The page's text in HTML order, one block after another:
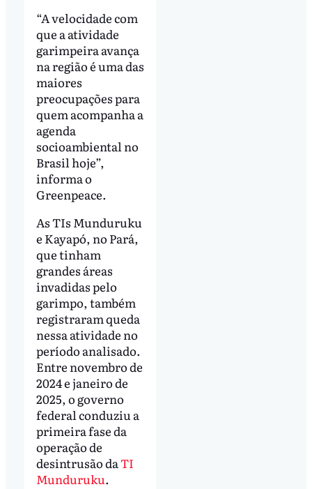
“A velocidade com
que a atividade
garimpeira avança
na região é uma das
maiores
preocupações para
quem acompanha a
agenda
socioambiental no
Brasil hoje”,
informa o
Greenpeace.
As TIs Munduruku
e Kayapó, no Pará,
que tinham
grandes áreas
invadidas pelo
garimpo, também
registraram queda
nessa atividade no
período analisado.
Entre novembro de
2024 e janeiro de
2025, o governo
federal conduziu a
primeira fase da
operação de
desintrusão daTI
Munduruku.